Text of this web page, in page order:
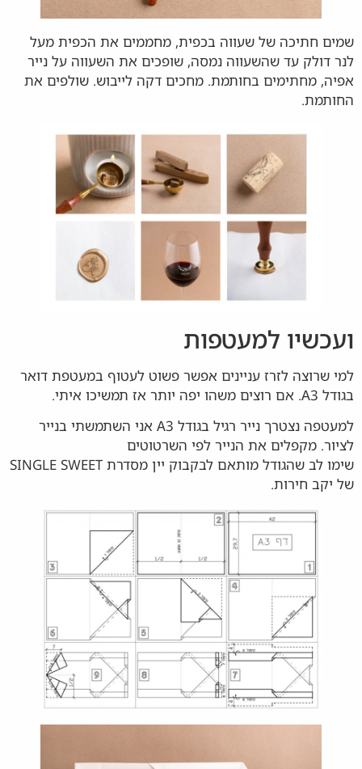
שמים חתיכה של שעווה בכפית, מחממים את הכפית מעל
לנר דולק עד שהשעווה נמסה, שופכים את השעווה על נייר
אפיה, מחתימים בחותמת. מחכים דקה לייבוש. שולפים את
החותמת.
ועכשיו למעטפות
למי שרוצה לזרז עניינים אפשר פשוט לעטוף במעטפת דואר
בגודל A3. אם רוצים משהו יפה יותר אז תמשיכו איתי.
למעטפה נצטרך נייר רגיל בגודל A3 אני השתמשתי בנייר
לציור. מקפלים את הנייר לפי השרטוטים
שימו לב שהגודל מותאם לבקבוק יין מסדרת SINGLE SWEET
של יקב חירות.